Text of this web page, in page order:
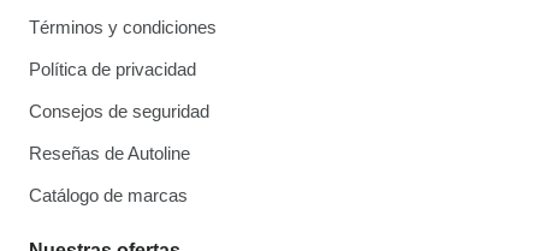
Términos y condiciones
Política de privacidad
Consejos de seguridad
Reseñas de Autoline
Catálogo de marcas